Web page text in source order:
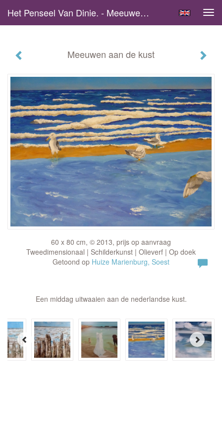
Het Penseel Van Dinie. - Meeuwen Aan De Kust
Meeuwen aan de kust
60 x 80 cm, © 2013, prijs op aanvraag
Tweedimensionaal | Schilderkunst | Olieverf | Op doek
Getoond op Huize Marienburg, Soest
Een middag uitwaaien aan de nederlandse kust.